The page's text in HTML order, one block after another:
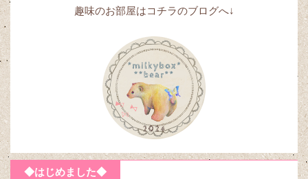
趣味のお部屋はコチラのブログへ↓
◆はじめました◆